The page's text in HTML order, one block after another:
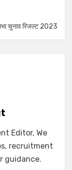
चुनाव रिजल्ट 2023
Editor, We
recruitment
guidance.